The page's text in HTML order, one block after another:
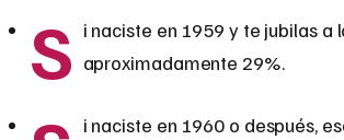
S i naciste en 1959 y te jubilas a
aproximadamente 29%.
i naciste en 1960 o después,